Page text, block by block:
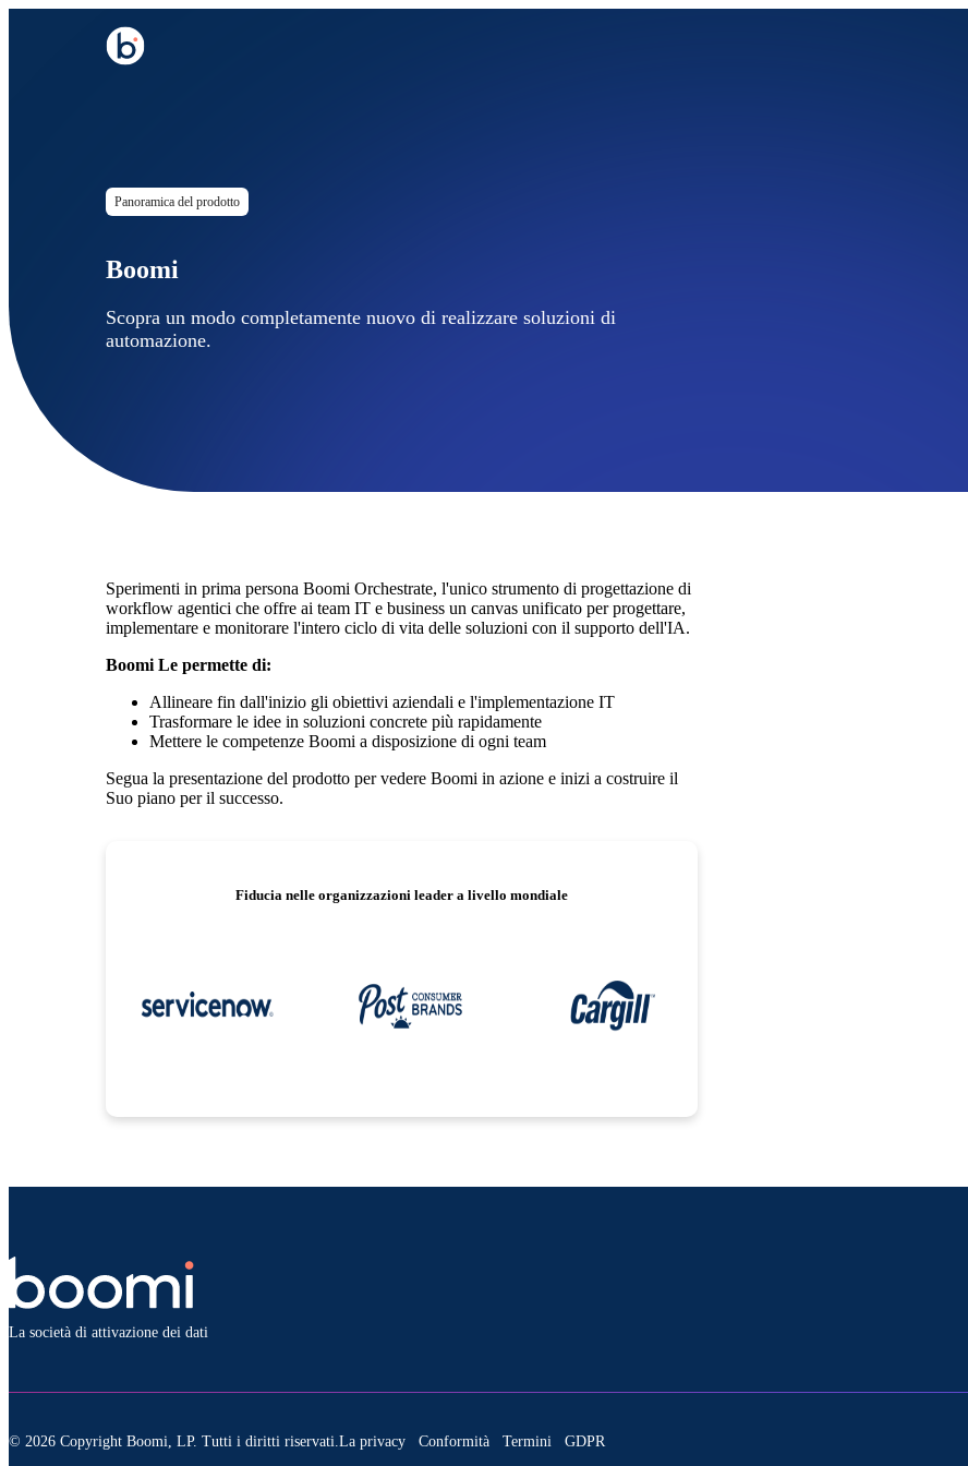
Panoramica del prodotto
Boomi
Scopra un modo completamente nuovo di realizzare soluzioni di
automazione.
Sperimenti in prima persona Boomi Orchestrate, l'unico strumento di progettazione di
workflow agentici che offre ai team IT e business un canvas unificato per progettare,
implementare e monitorare l'intero ciclo di vita delle soluzioni con il supporto dell'IA.
Boomi Le permette di:
Allineare fin dall'inizio gli obiettivi aziendali e l'implementazione IT
Trasformare le idee in soluzioni concrete più rapidamente
Mettere le competenze Boomi a disposizione di ogni team
Segua la presentazione del prodotto per vedere Boomi in azione e inizi a costruire il
Suo piano per il successo.
Fiducia nelle organizzazioni leader a livello mondiale
La società di attivazione dei dati
© 2026 Copyright Boomi, LP. Tutti i diritti riservati.La privacy Conformità Termini GDPR